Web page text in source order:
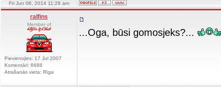
Fri Jun 06, 2014 11:28 am
ralfins
Member of
Pievienojies: 17 Jul 2007
Komentāri: 6688
Atrašanās vieta: Rīga
...Oga, būsi gomosjeks?...